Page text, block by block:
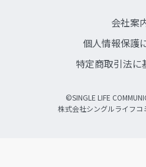
会社案
個人情報保護
特定商取引法に
©SINGLE LIFE
株式会社シングルライフ